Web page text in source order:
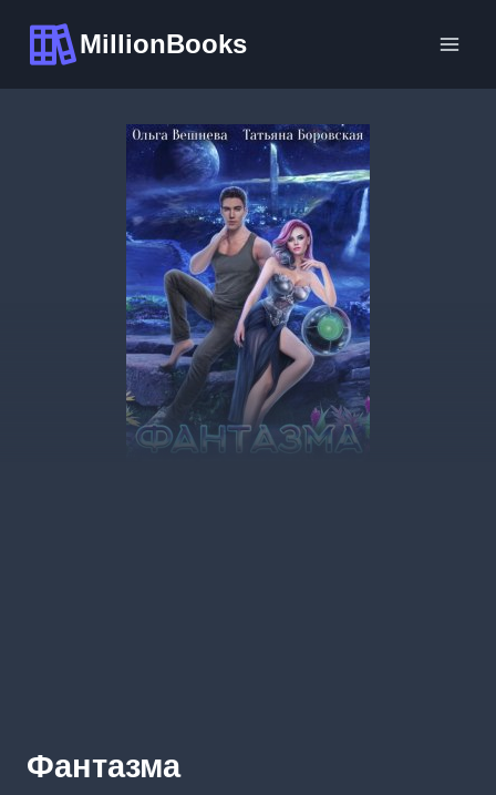
содержимому
MillionBooks
Фантазма